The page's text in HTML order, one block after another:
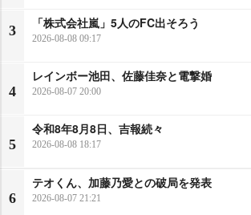
3
「株式会社嵐」5人のFC出そろう
2026-08-08 09:17
4
レインボー池田、佐藤佳奈と電撃婚
2026-08-07 20:00
5
令和8年8月8日、吉報続々
2026-08-08 18:17
6
テオくん、加藤乃愛との破局を発表
2026-08-07 21:21